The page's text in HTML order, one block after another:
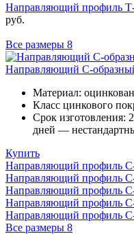
Направляющий профиль
руб.
Все размеры 8
Направляющий С-
Материал:
Класс цинкового
Срок изготовления:
дней —
Купить
Направляющий профиль
Направляющий профиль
Направляющий профиль
Направляющий профиль
Направляющий профиль
Все размеры 8